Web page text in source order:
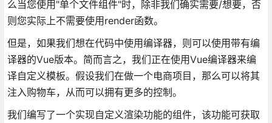
么当您使用"单个文件组件"时，除非我们确实需要/想要，否
则您实际上不需要使用render函数。
但是，如果我们想在代码中使用编译器，则可以使用带有编
译器的Vue版本。简而言之，我们正在使用Vue编译器来编
译自定义模板。假设我们在做一个电商项目，那么可以将其
注入购物车，从而可以拥有更多的控制。
我们编写了一个实现自定义渲染功能的组件，该功能可获取